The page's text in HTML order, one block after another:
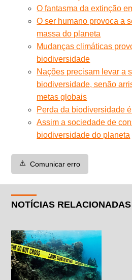
O fantasma da extinção
O ser humano provoca a
massa do planeta
Mudanças climáticas
biodiversidade
Nações precisam levar a
biodiversidade, senão
metas globais
Perda da biodiversidade
Assim a sociedade de
biodiversidade do planeta
⚠️ Comunicar erro
NOTÍCIAS RELACIONADAS